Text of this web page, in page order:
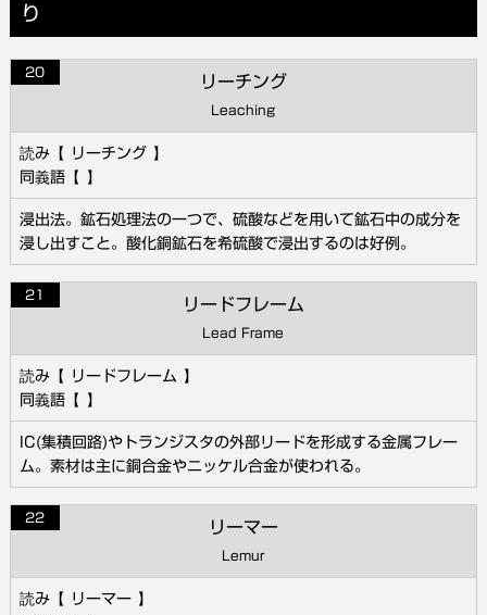
り
20
リーチング
Leaching
リーチング
浸出法。鉱石処理法の一つで、硫酸などを用いて鉱石中の成分を
浸し出すこと。酸化銅鉱石を希硫酸で浸出するのは好例。
21
リードフレーム
Lead Frame
リードフレーム
IC(集積回路)やトランジスタの外部リードを形成する金属フレー
ム。素材は主に銅合金やニッケル合金が使われる。
22
リーマー
Lemur
リーマー